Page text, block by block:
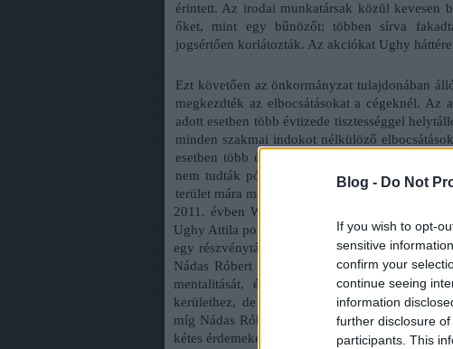
Blog - Do Not
If you wish to opt-
sensitive
confirm your
continue seeing
information
further disclosure
participants. This
érintett. Az irodai munkatársak közül kevesen
őket, mint egy bűnözőt; többen sírva
jogsértően korlátozták. Az akciókat Ughy
Ezt követően az önkormányzat tulajdonában
megkezdték az elbocsátásokat a cégeknél. Az
adott esetben több évtizede tisztességgel
minden szakmai indokot nélkülöző
esetben több évtizedes tapasztalatot a
nem tudták pótolni. Ennek egyik egyenes
terület mára már mindenki számára látható
2011. évben Werner Péter igazgatósági elnök
Ughy Attila polgármester bizalmasa)
egy részvénytársaságba szervezték. Ekkor
Nádas Róbert és Érczes György.
mentalitását, és a kerülettel szembeni
kerülethez, de az adott szakterülethez sem.
míg Nádas Róbert (
a mai kurzus
kétes érdemeket. A célnak így azonban